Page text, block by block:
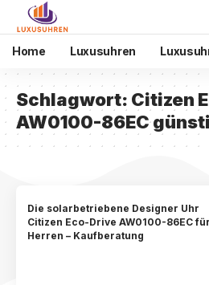
Home Luxusuhren
Schlagwort: Citizen
AW0100-86EC
Die solarbetriebene Designer Uhr
Citizen Eco-Drive AW0100-86EC für
Herren – Kaufberatung